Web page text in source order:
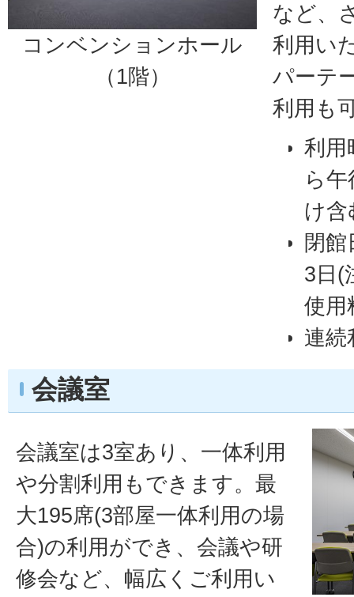
コンベンションホール
（1階）
など、
利用い
パーテ
利用も
利用
ら
け含
閉
3日(
使用
連続
会議室
会議室は3室あり、一体利用
や分割利用もできます。最
大195席(3部屋一体利用の場
合)の利用ができ、会議や研
修会など、幅広くご利用い